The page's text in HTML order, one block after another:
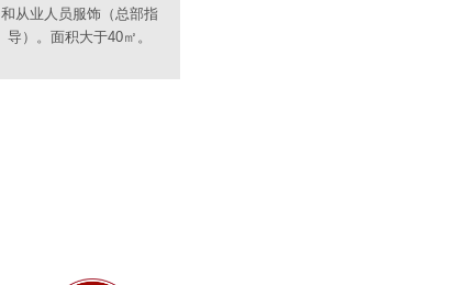
和从业人员服饰（总部指
导）。面积大于40㎡。